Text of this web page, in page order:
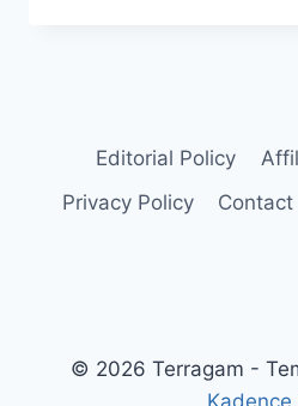
Editorial Policy
Privacy Policy
Contact
© 2026 Terragam -
Kadence